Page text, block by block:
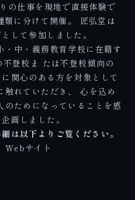
の仕事を現地で直接体験で
に分けて開催。 匠弘堂は
して参加しました。
・中・義務教育学校に在籍す
登校ま たは不登校傾向の
関心のある方を対象として
れていただき、 心を込め
ためになっていることを感
画しました。
は以下よりご覧ください。
サイト